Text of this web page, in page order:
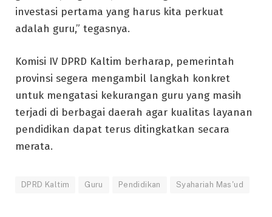
investasi pertama yang harus kita perkuat
adalah guru,” tegasnya.
Komisi IV DPRD Kaltim berharap, pemerintah
provinsi segera mengambil langkah konkret
untuk mengatasi kekurangan guru yang masih
terjadi di berbagai daerah agar kualitas layanan
pendidikan dapat terus ditingkatkan secara
merata.
DPRD Kaltim Guru Pendidikan Syahariah Mas'ud